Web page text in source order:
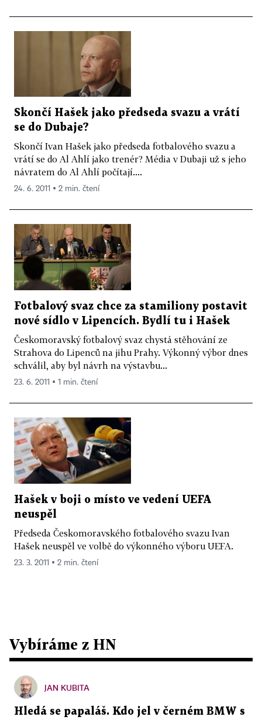
Skončí Hašek jako předseda svazu a vrátí
se do Dubaje?
Skončí Ivan Hašek jako předseda fotbalového svazu a
vrátí se do Al Ahlí jako trenér? Média v Dubaji už s jeho
návratem do Al Ahlí počítají....
24. 6. 2011 ▪ 2 min. čtení
Fotbalový svaz chce za stamiliony postavit
nové sídlo v Lipencích. Bydlí tu i Hašek
Českomoravský fotbalový svaz chystá stěhování ze
Strahova do Lipenců na jihu Prahy. Výkonný výbor dnes
schválil, aby byl návrh na výstavbu...
23. 6. 2011 ▪ 1 min. čtení
Hašek v boji o místo ve vedení UEFA
neuspěl
Předseda Českomoravského fotbalového svazu Ivan
Hašek neuspěl ve volbě do výkonného výboru UEFA.
23. 3. 2011 ▪ 2 min. čtení
Vybíráme z HN
JAN KUBITA
Hledá se papaláš. Kdo jel v černém BMW s